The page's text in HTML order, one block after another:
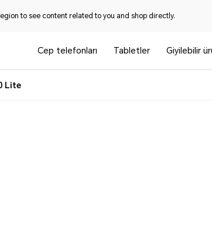
to see content related to you and shop directly.
Cep telefonları Tabletler Giyilebilir
Lite